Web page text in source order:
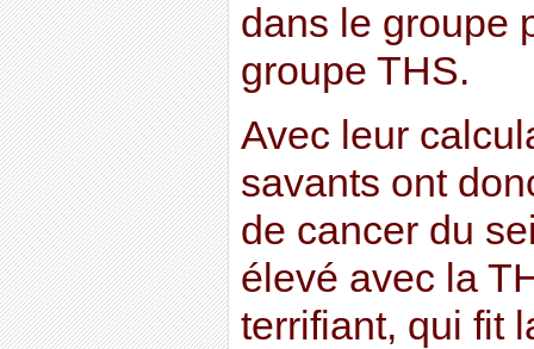
dans le groupe
groupe THS.
Avec leur
savants ont
de cancer du
élevé avec la
terrifiant, qui fit